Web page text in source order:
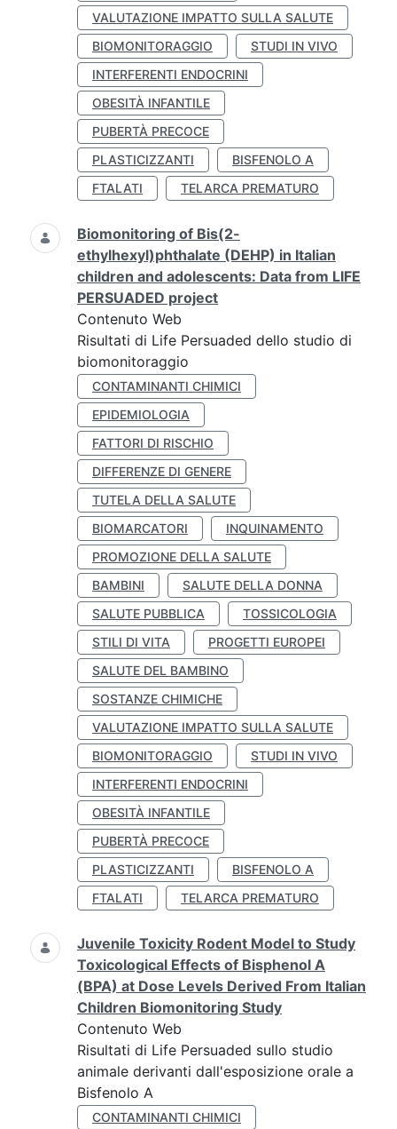
VALUTAZIONE IMPATTO SULLA SALUTE
BIOMONITORAGGIO
STUDI IN VIVO
INTERFERENTI ENDOCRINI
OBESITÀ INFANTILE
PUBERTÀ PRECOCE
PLASTICIZZANTI
BISFENOLO A
FTALATI
TELARCA PREMATURO
Biomonitoring of Bis(2-
ethylhexyl)phthalate (DEHP) in Italian
children and adolescents: Data from LIFE
PERSUADED project
Contenuto Web
Risultati di Life Persuaded dello studio di
biomonitoraggio
CONTAMINANTI CHIMICI
EPIDEMIOLOGIA
FATTORI DI RISCHIO
DIFFERENZE DI GENERE
TUTELA DELLA SALUTE
BIOMARCATORI
INQUINAMENTO
PROMOZIONE DELLA SALUTE
BAMBINI
SALUTE DELLA DONNA
SALUTE PUBBLICA
TOSSICOLOGIA
STILI DI VITA
PROGETTI EUROPEI
SALUTE DEL BAMBINO
SOSTANZE CHIMICHE
VALUTAZIONE IMPATTO SULLA SALUTE
BIOMONITORAGGIO
STUDI IN VIVO
INTERFERENTI ENDOCRINI
OBESITÀ INFANTILE
PUBERTÀ PRECOCE
PLASTICIZZANTI
BISFENOLO A
FTALATI
TELARCA PREMATURO
Juvenile Toxicity Rodent Model to Study
Toxicological Effects of Bisphenol A
(BPA) at Dose Levels Derived From Italian
Children Biomonitoring Study
Contenuto Web
Risultati di Life Persuaded sullo studio
animale derivanti dall'esposizione orale a
Bisfenolo A
CONTAMINANTI CHIMICI